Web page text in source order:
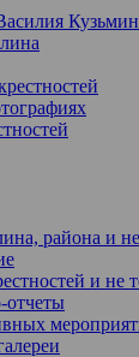
района и
и не
отчеты